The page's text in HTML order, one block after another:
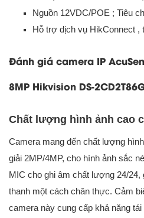
Nguồn 12VDC/POE ; Tiêu
Hỗ trợ dịch vụ HikConnect ,
Đánh giá camera IP
8MP Hikvision DS-
Chất lượng hình ảnh cao
Camera mang đến chất lượng
giải 2MP/4MP, cho hình ảnh sắc
MIC cho ghi âm chất lượng 24/24,
thanh một cách chân thực. Cảm
camera này cung cấp khả năng